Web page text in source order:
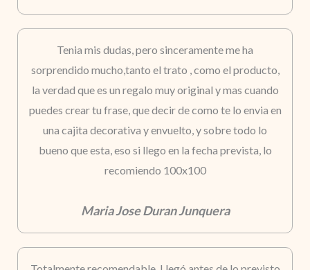
Tenia mis dudas, pero sinceramente me ha
sorprendido mucho,tanto el trato , como el producto,
la verdad que es un regalo muy original y mas cuando
puedes crear tu frase, que decir de como te lo envia en
una cajita decorativa y envuelto, y sobre todo lo
bueno que esta, eso si llego en la fecha prevista, lo
recomiendo 100x100
Maria Jose Duran Junquera